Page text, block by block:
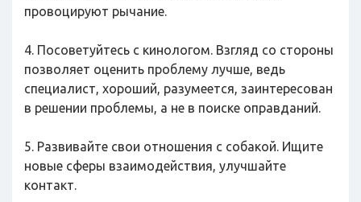
провоцируют рычание.
4. Посоветуйтесь с кинологом. Взгляд со стороны
позволяет оценить проблему лучше, ведь
специалист, хороший, разумеется, заинтересован
в решении проблемы, а не в поиске оправданий.
5. Развивайте свои отношения с собакой. Ищите
новые сферы взаимодействия, улучшайте
контакт.